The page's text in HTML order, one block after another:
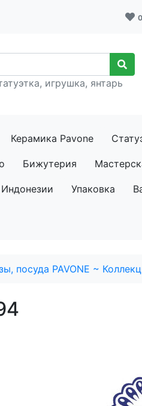
0
игрушка, янтарь
Керамика Pavone
Бижутерия
Упаковка
посуда PAVONE ~